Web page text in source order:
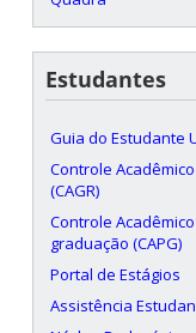
Estudantes
Guia do Estudante
Controle
(CAGR)
Controle
graduação (CAPG)
Portal de Estágios
Assistência